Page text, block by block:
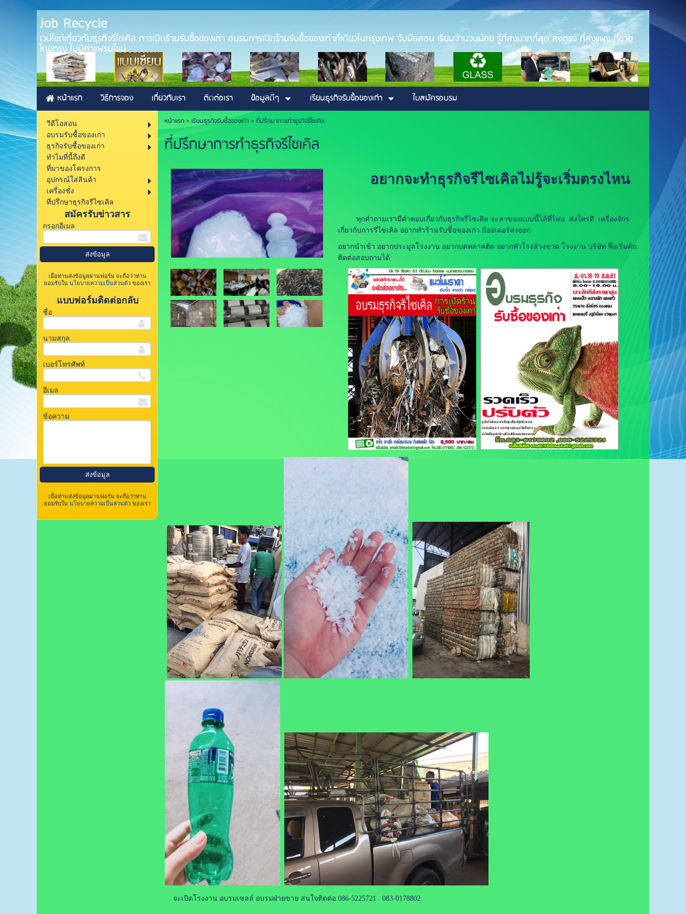
Job Recycle
เวปไซด์เกี่ยวกับธุรกิจรีไซเคิล การเปิดร้านรับซื้อของเก่า อบรมการเปิดร้านรับซื้อของเก่าที่เดียวในกรุงเทพ จับมือสอน เรียนจำนวนน้อย รู้ที่ส่งมากที่สุด ส่งตรง ที่ส่งแพง ที่ขาย
โดยตรง ไม่มีค่าแฟรนไชน์
หน้าแรก วิธีการจอง เกี่ยวกับเรา ติดต่อเรา ข้อมูลดีๆ เรียนธุรกิจรับซื้อของเก่า ใบสมัครอบรม
วีดีโอสอน
อบรมรับซื้อของเก่า
ธุรกิจรับซื้อของเก่า
ทำไมที่นี้ถึงดี
ที่มาของโครงการ
อุปกรณ์ใส่สินค้า
เครื่องชั่ง
ที่ปรึกษาธุรกิจรีไซเคิล
สมัครรับข่าวสาร
กรอกอีเมล
เมื่อท่านส่งข้อมูลผ่านฟอร์ม จะถือว่าท่าน
ยอมรับใน นโยบายความเป็นส่วนตัวของเรา
แบบฟอร์มติดต่อกลับ
ชื่อ
นามสกุล
เบอร์โทรศัพท์
อีเมล
ข้อความ
เมื่อท่านส่งข้อมูลผ่านฟอร์ม จะถือว่าท่าน
ยอมรับใน นโยบายความเป็นส่วนตัวของเรา
หน้าแรก> เรียนธุรกิจรับซื้อของเก่า > ที่ปรึกษาการทำธุรกิจรีไซเคิล
ที่ปรึกษาการทำธุรกิจรีไซเคิล
อยากจะทำธุรกิจรีไซเคิลไม่รู้จะเริ่มตรงไหน
ทุกคำถามเรามีคำตอบเกี่ยวกับธุรกิจรีไซเคิล จะหาของแบบนี้ได้ที่ไหน ส่งใครดี เครื่องจักร
เกี่ยวกับการรีไซเคิล อยากทำร้านรับซื้อของเก่า มีออเดอร์ส่งออก
อยากนำเข้า อยากประมูลโรงงาน อยากบดพลาสติด อยากทำโรงล้างขวด โรงงาน บริษัท พึ่งเริ่มต้น
ติดต่อสอบถามได้
จะเปิดโรงงาน อบรมเซลล์ อบรมฝ่ายขาย สนใจติดต่อ 086-5225721 083-0178802